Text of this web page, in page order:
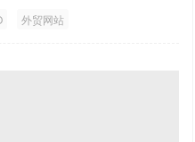
外贸网站